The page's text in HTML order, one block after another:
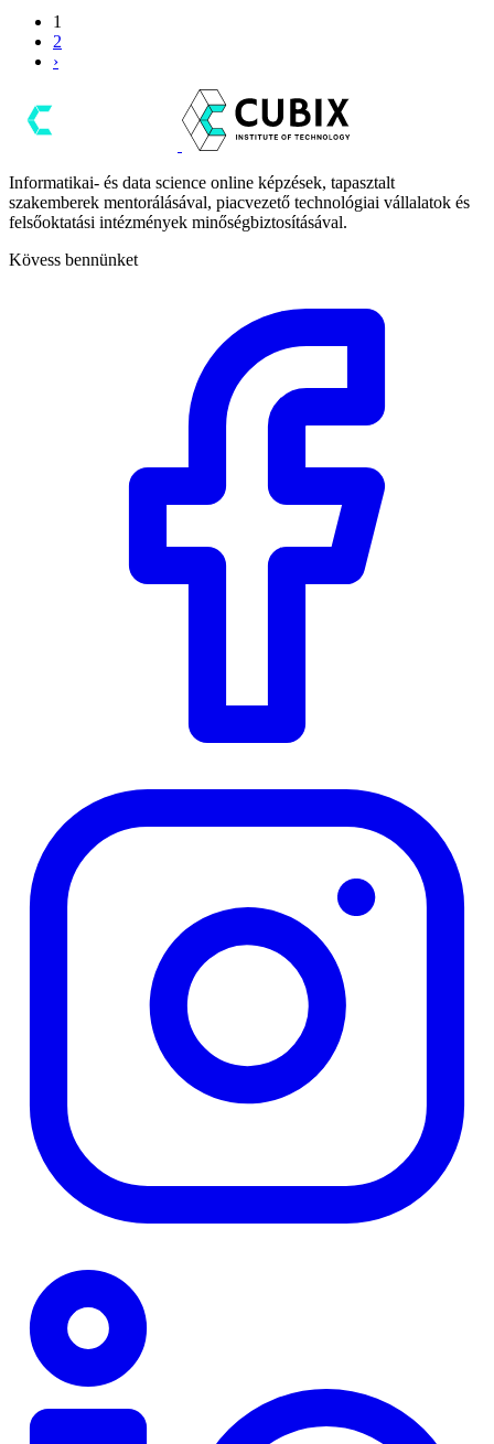
1
2
›
Informatikai- és data science online képzések, tapasztalt
szakemberek mentorálásával, piacvezető technológiai vállalatok és
felsőoktatási intézmények minőségbiztosításával.
Kövess bennünket